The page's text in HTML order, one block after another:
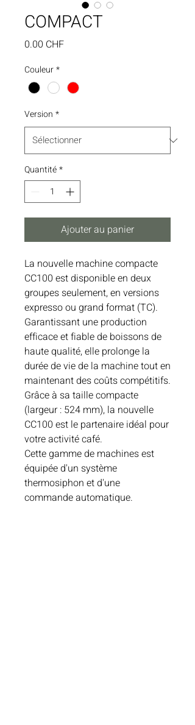
COMPACT
0.00 CHFPrix
Couleur*
Version *
Quantité*
Ajouter au panier
La nouvelle machine compacte
CC100 est disponible en deux
groupes seulement, en versions
expresso ou grand format (TC).
Garantissant une production
efficace et fiable de boissons de
haute qualité, elle prolonge la
durée de vie de la machine tout en
maintenant des coûts compétitifs.
Grâce à sa taille compacte
(largeur : 524 mm), la nouvelle
CC100 est le partenaire idéal pour
votre activité café.
Cette gamme de machines est
équipée d'un système
thermosiphon et d'une
commande automatique.